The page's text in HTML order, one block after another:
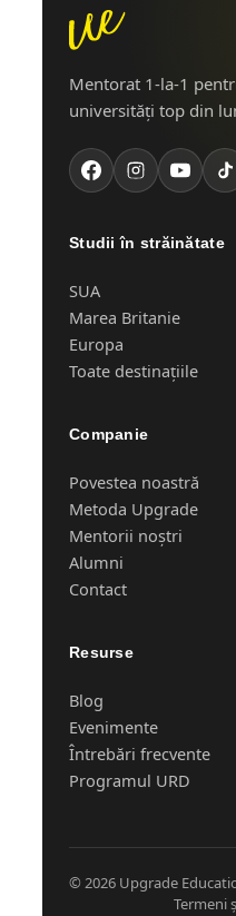
Mentorat 1-la-1
universități top din
Studii în străinătate
SUA
Marea Britanie
Europa
Toate destinațiile
Companie
Povestea noastră
Metoda Upgrade
Mentorii noștri
Alumni
Contact
Resurse
Blog
Evenimente
Întrebări frecvente
Programul URD
© 2026 Upgrade
Termeni